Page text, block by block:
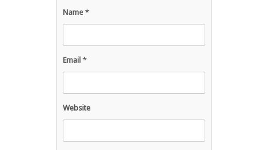
Name *
Email *
Website